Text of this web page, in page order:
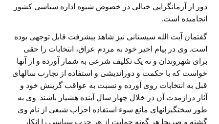
دور از آرمانگرایی خیالی در خصوص شیوه اداره سیاسی کشور
انجامیده است.
گفتمان آیت الله سیستانی نیز شاهد پیشرفت قابل توجهی بوده
است. وی در پیام اخیر خود به مردم عراق، انتخابات را حقی
برای شهروندان و نه یک تکلیف شرعی به شمار آورده و از آنها
خواست که با حکمت و دوراندیشی و استفاده از تجارب سالهای
قبل به انتخابات روی آورده و نسبت به عواقب گزینش خود و
آثار درازمدت آن در خلال چهار سال آینده هشیار باشند. وی به
طور سختگیرانهای مانع سوء استفاده احزاب شیعی از نام وی
گشته و صریحا هر گونه حمایت از هر حزب سیاسی را انکار